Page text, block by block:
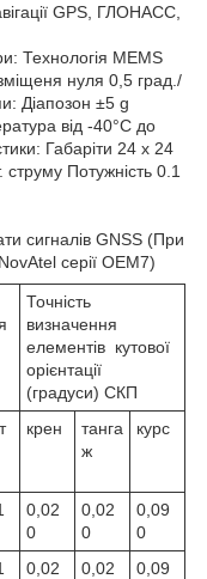
GPS, ГЛОНАСС,
Технологія MEMS
нуля 0,5 град./
Діапозон ±5 g
від -40°С до
Габаріти 24 x 24
Потужність 0.1
сигналів GNSS (При
серії ОЕМ7)
Точність
визначення
елементів кутової
орієнтації
(градуси) СКП
крен
танга
ж
курс
0,02
0
0,02
0
0,09
0
0,02
0,02
0,09